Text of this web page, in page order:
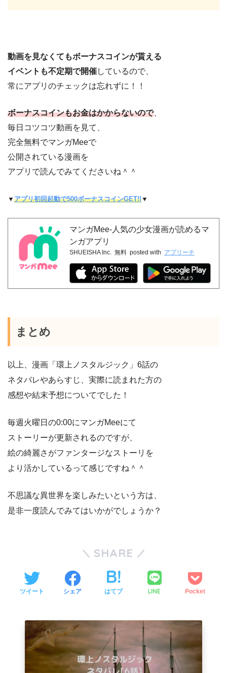
動画を見なくてもボーナスコインが貰える
イベントも不定期で開催しているので、
常にアプリのチェックは忘れずに！！
ボーナスコインもお金はかからないので、
毎日コツコツ動画を見て、
完全無料でマンガMeeで
公開されている漫画を
アプリで読んでみてくださいね＾＾
▼ アプリ初回起動で500ボーナスコインGET!!▼
マンガMee-人気の少女漫画が読めるマ
ンガアプリ
SHUEISHA Inc. 無料 posted with アプリーチ
まとめ
以上、漫画「環上ノスタルジック」6話の
ネタバレやあらすじ、実際に読まれた方の
感想や結末予想についてでした！
毎週火曜日の0:00にマンガMeeにて
ストーリーが更新されるのですが、
絵の綺麗さがファンタージなストーリを
より活かしているって感じですね＾＾
不思議な異世界を楽しみたいという方は、
是非一度読んでみてはいかがでしょうか？
SHARE
ツイート シェア はてブ LINE Pocket